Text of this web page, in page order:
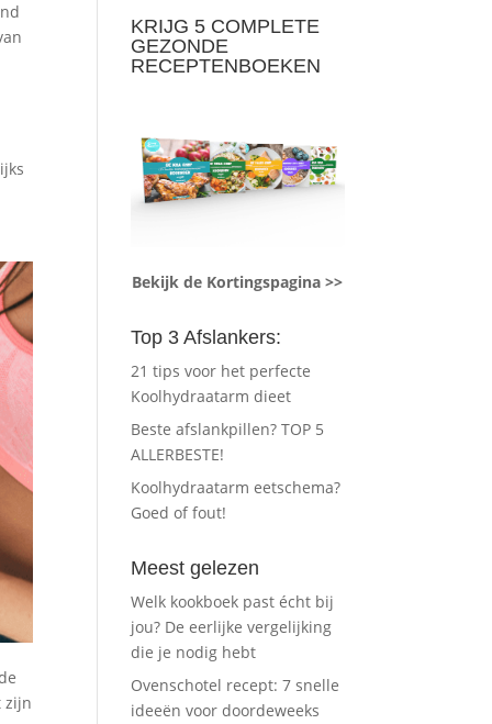
zijn
KRIJG 5 COMPLETE
GEZONDE
RECEPTENBOEKEN
Bekijk de Kortingspagina >>
Top 3 Afslankers:
21 tips voor het perfecte
Koolhydraatarm dieet
Beste afslankpillen? TOP 5
ALLERBESTE!
Koolhydraatarm eetschema?
Goed of fout!
Meest gelezen
Welk kookboek past écht bij
jou? De eerlijke vergelijking
die je nodig hebt
Ovenschotel recept: 7 snelle
ideeën voor doordeweeks